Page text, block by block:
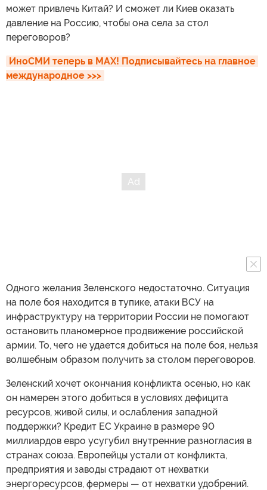
может привлечь Китай? И сможет ли Киев оказать
давление на Россию, чтобы она села за стол
переговоров?
ИноСМИ теперь в MAX! Подписывайтесь на главное
международное >>>
Одного желания Зеленского недостаточно. Ситуация
на поле боя находится в тупике, атаки ВСУ на
инфраструктуру на территории России не помогают
остановить планомерное продвижение российской
армии. То, чего не удается добиться на поле боя, нельзя
волшебным образом получить за столом переговоров.
Зеленский хочет окончания конфликта осенью, но как
он намерен этого добиться в условиях дефицита
ресурсов, живой силы, и ослабления западной
поддержки? Кредит ЕС Украине в размере 90
миллиардов евро усугубил внутренние разногласия в
странах союза. Европейцы устали от конфликта,
предприятия и заводы страдают от нехватки
энергоресурсов, фермеры — от нехватки удобрений.